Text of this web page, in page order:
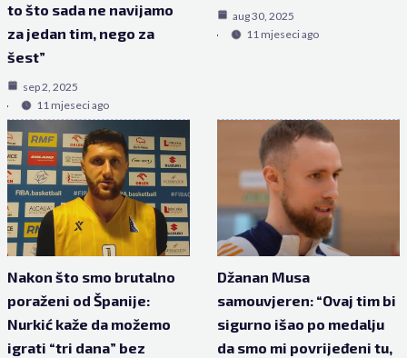
to što sada ne navijamo
za jedan tim, nego za
šest”
sep 2, 2025
11 mjeseci ago
aug 30, 2025
11 mjeseci ago
Nakon što smo brutalno
poraženi od Španije:
Nurkić kaže da možemo
igrati “tri dana” bez
Džanan Musa
samouvjeren: “Ovaj tim bi
sigurno išao po medalju
da smo mi povrijeđeni tu,